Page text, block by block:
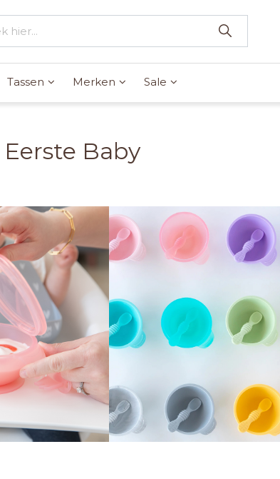
Tassen Merken Sale
Baby